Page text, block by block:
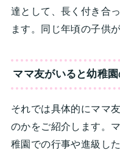
達として、長く付き合
ます。同じ年頃の子供
ママ友がいると幼稚
それでは具体的にママ
のかをご紹介します。
稚園での行事や進級し